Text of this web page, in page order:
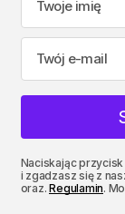
Naciskając
i zgadzasz się z
oraz.Regulamin.